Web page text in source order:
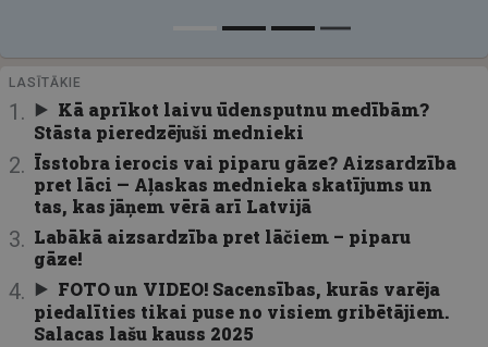
LASĪTĀKIE
Kā aprīkot laivu ūdensputnu medībām?
Stāsta pieredzējuši mednieki
Īsstobra ierocis vai piparu gāze? Aizsardzība
pret lāci — Aļaskas mednieka skatījums un
tas, kas jāņem vērā arī Latvijā
Labākā aizsardzība pret lāčiem – piparu
gāze!
FOTO un VIDEO! Sacensības, kurās varēja
piedalīties tikai puse no visiem gribētājiem.
Salacas lašu kauss 2025